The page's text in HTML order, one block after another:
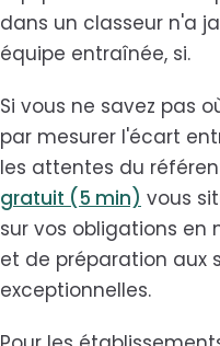
dans un classeur n'a
équipe entraînée, si.
Si vous ne savez pas
par mesurer l'écart
les attentes du
gratuit (5 min) vous
sur vos obligations en
et de préparation aux
exceptionnelles.